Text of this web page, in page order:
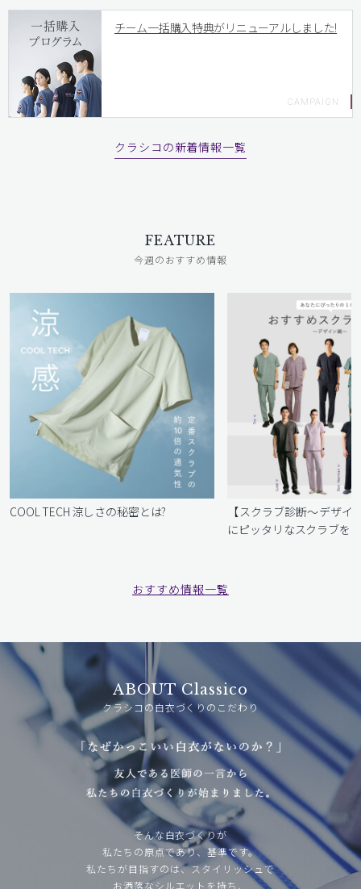
チーム一括購入特典がリニューアルしました!
クラシコの新着情報一覧
FEATURE
今週のおすすめ情報
COOL TECH 涼しさの秘密とは?
【スクラブ診断〜デザイ
にピッタリなスクラブを
おすすめ情報一覧
ABOUT Classico
クラシコの白衣づくりのこだわり
そんな白衣づくりが
私たちの原点であり、基準です。
私たちが目指すのは、スタイリッシュで
お洒落なシルエットを持ち、